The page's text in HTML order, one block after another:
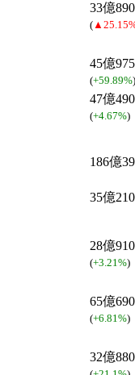
33億
(
45億
(+59.89%)
47億
(+4.67%)
186億
35億
28億
(+3.21%)
65億
(+6.81%)
32億